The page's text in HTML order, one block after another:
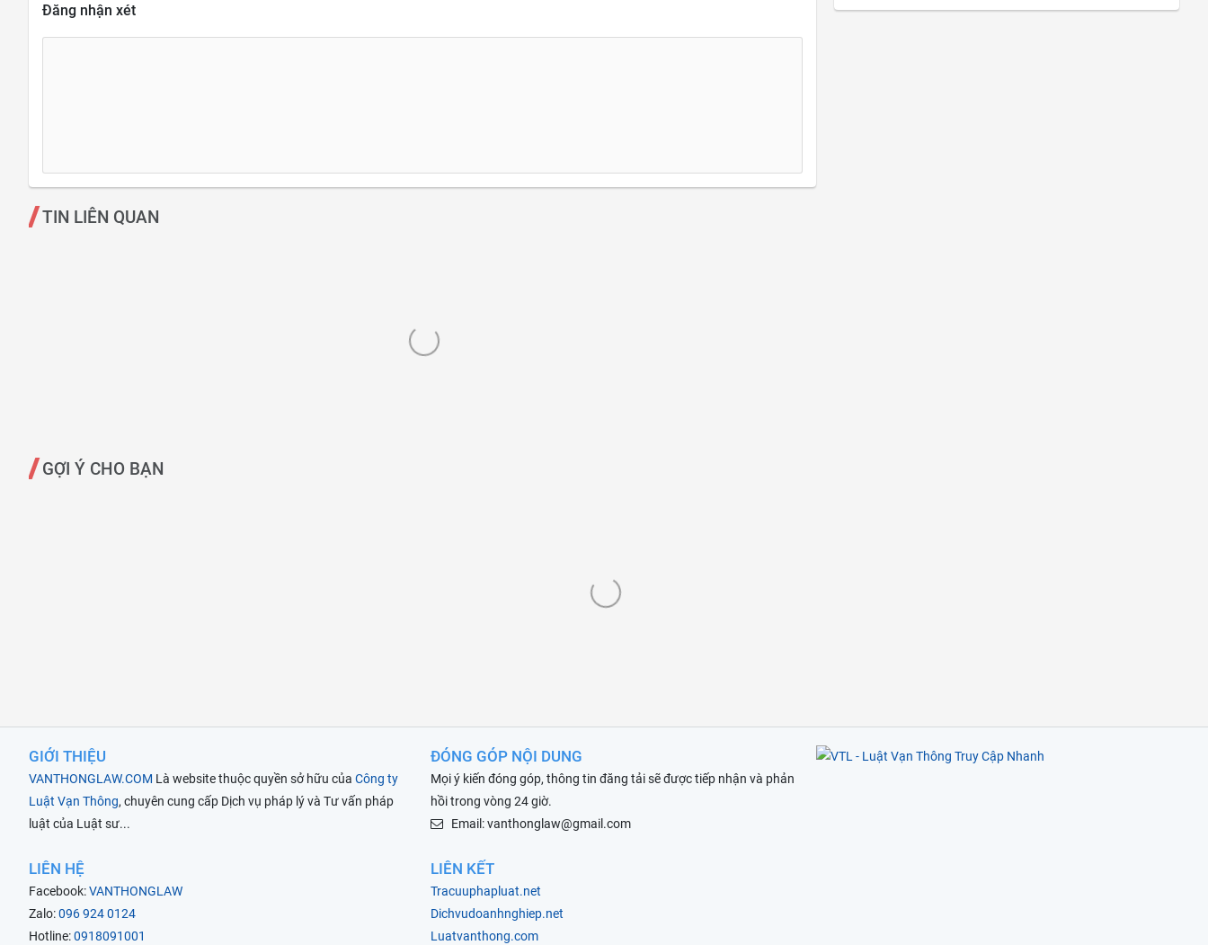
Đăng nhận xét
TIN LIÊN QUAN
GỢI Ý CHO BẠN
GIỚI THIỆU
VANTHONGLAW.COM Là website thuộc quyền sở hữu của Công ty
Luật Vạn Thông, chuyên cung cấp Dịch vụ pháp lý và Tư vấn pháp
luật của Luật sư...
LIÊN HỆ
Facebook:VANTHONGLAW
Zalo:096 924 0124
Hotline:0918091001
ĐÓNG GÓP NỘI DUNG
Mọi ý kiến đóng góp, thông tin đăng tải sẽ được tiếp nhận và phản
hồi trong vòng 24 giờ.
Email: vanthonglaw@gmail.com
LIÊN KẾT
Tracuuphapluat.net
Dichvudoanhnghiep.net
Luatvanthong.com